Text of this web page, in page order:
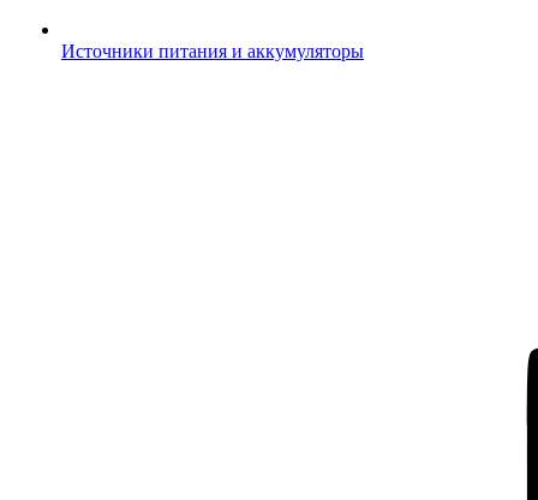
Источники питания и аккумуляторы